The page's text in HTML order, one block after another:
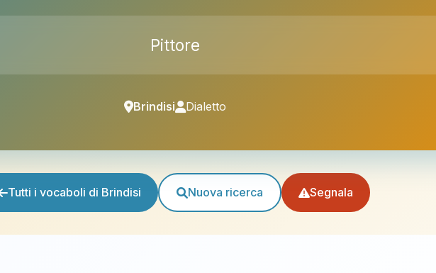
Pittore
Brindisi Dialetto
Tutti i vocaboli di Brindisi Nuova ricerca Segnala